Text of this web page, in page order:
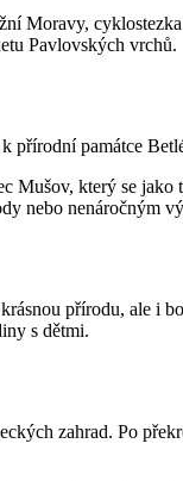
Moravy,
Pavlovských vrchů.
památce
který se
nenáročným
přírodu, ale i
s dětmi.
zahrad. Po